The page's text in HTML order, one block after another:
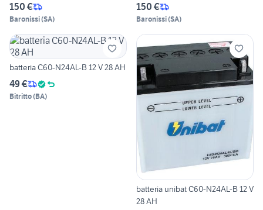
150 €
Baronissi(SA)
150 €
Baronissi(SA)
batteria C60-N24AL-B 12 V 28 AH
49 €
Bitritto(BA)
batteria unibat C60-N24AL-B 12 V
28 AH